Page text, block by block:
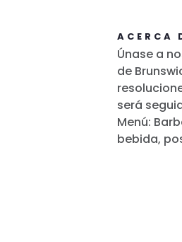
ACERCA
Únase a
de
será
Menú:
bebida,